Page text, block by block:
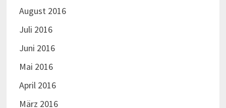
August 2016
Juli 2016
Juni 2016
Mai 2016
April 2016
März 2016